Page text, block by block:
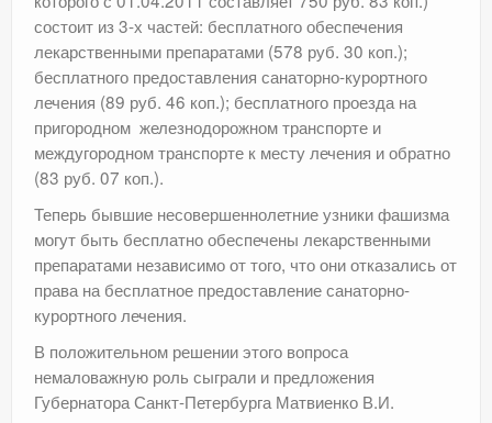
состоит из 3-х частей: бесплатного обеспечения
лекарственными препаратами (578 руб. 30 коп.);
бесплатного предоставления санаторно-курортного
лечения (89 руб. 46 коп.); бесплатного проезда на
пригородном железнодорожном транспорте и
междугородном транспорте к месту лечения и обратно
(83 руб. 07 коп.).
Теперь бывшие несовершеннолетние узники фашизма
могут быть бесплатно обеспечены лекарственными
препаратами независимо от того, что они отказались от
права на бесплатное предоставление санаторно-
курортного лечения.
В положительном решении этого вопроса
немаловажную роль сыграли и предложения
Губернатора Санкт-Петербурга Матвиенко В.И.